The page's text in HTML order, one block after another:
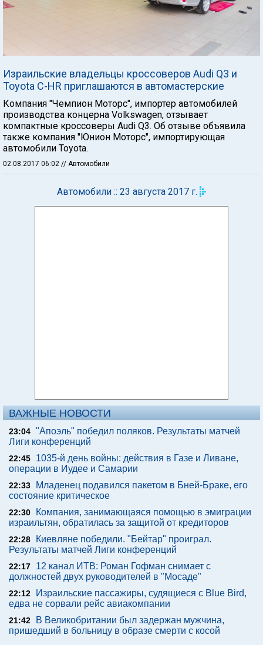
Израильские владельцы кроссоверов Audi Q3 и
Toyota C-HR приглашаются в автомастерские
Компания "Чемпион Моторс", импортер автомобилей
производства концерна Volkswagen, отзывает
компактные кроссоверы Audi Q3. Об отзыве объявила
также компания "Юнион Моторс", импортирующая
автомобили Toyota.
02.08.2017 06:02 // Автомобили
Автомобили :: 23 августа 2017 г.
ВАЖНЫЕ НОВОСТИ
23:04 "Апоэль" победил поляков. Результаты матчей
Лиги конференций
22:45
1035-й день войны: действия в Газе и Ливане,
операции в Иудее и Самарии
22:33
Младенец подавился пакетом в Бней-Браке, его
состояние критическое
22:30
Компания, занимающаяся помощью в эмиграции
израильтян, обратилась за защитой от кредиторов
22:28
Киевляне победили. "Бейтар" проиграл.
Результаты матчей Лиги конференций
22:17
12 канал ИТВ: Роман Гофман снимает с
должностей двух руководителей в "Мосаде"
22:12
Израильские пассажиры, судящиеся с Blue Bird,
едва не сорвали рейс авиакомпании
21:42
В Великобритании был задержан мужчина,
пришедший в больницу в образе смерти с косой